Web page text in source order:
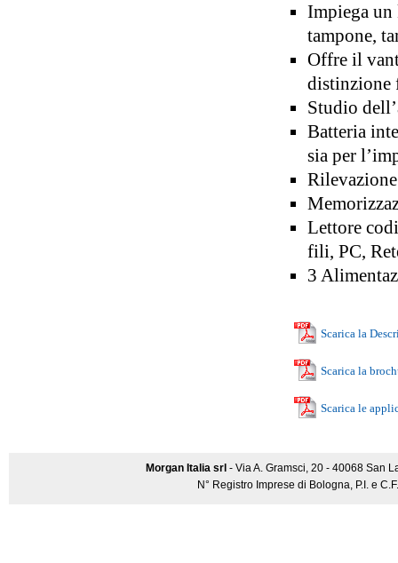
Impiega
tampone,
Offre il
distinzione
Studio
Batteria
sia per
Lettore
fili, PC,
3
Scarica la
Scarica la
Scarica le
Morgan Italia srl - Via A. Gramsci, 20 - 40068 San
N° Registro Imprese di Bologna, P.I. e